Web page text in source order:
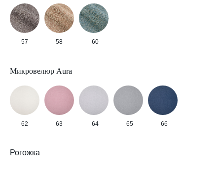
57 58 60
Микровелюр Aura
62 63 64 65 66
Рогожка